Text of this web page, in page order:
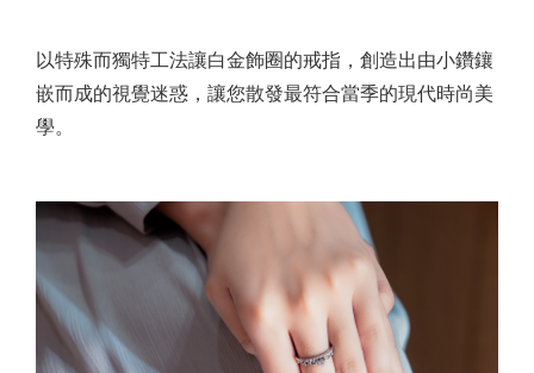
以特殊而獨特工法讓白金飾圈的戒指，創造出由小鑽鑲
嵌而成的視覺迷惑，讓您散發最符合當季的現代時尚美
學。